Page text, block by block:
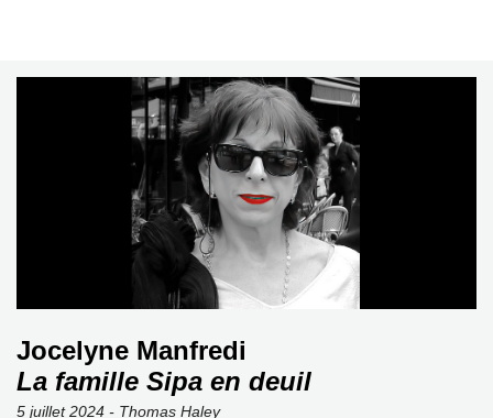
Jocelyne Manfredi
La famille Sipa en deuil
5 juillet 2024 - Thomas Haley